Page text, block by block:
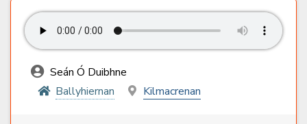
Seán Ó Duibhne
Ballyhiernan
Kilmacrenan